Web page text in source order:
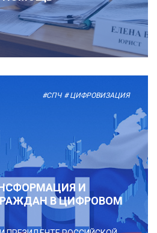
#СПЧ # ЦИФРОВИЗАЦИЯ
И
В ЦИФРОВОМ